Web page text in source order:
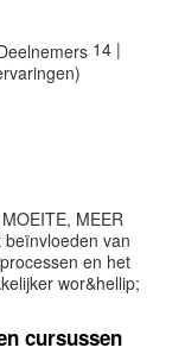
14 |
MEER
beïnvloeden van
en het
wor&hellip;
cursussen